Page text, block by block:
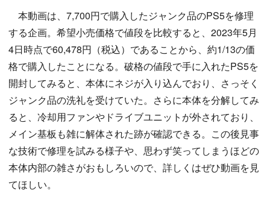
本動画は、7,700円で購入したジャンク品のPS5を修理
する企画。希望小売価格で値段を比較すると、2023年5月
4日時点で60,478円（税込）であることから、約1/13の価
格で購入したことになる。破格の値段で手に入れたPS5を
開封してみると、本体にネジが入り込んでおり、さっそく
ジャンク品の洗礼を受けていた。さらに本体を分解してみ
ると、冷却用ファンやドライブユニットが外されており、
メイン基板も雑に解体された跡が確認できる。この後見事
な技術で修理を試みる様子や、思わず笑ってしまうほどの
本体内部の雑さがおもしろいので、詳しくはぜひ動画を見
てほしい。